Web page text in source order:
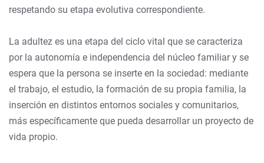
respetando su etapa evolutiva correspondiente.
La adultez es una etapa del ciclo vital que se caracteriza
por la autonomía e independencia del núcleo familiar y se
espera que la persona se inserte en la sociedad: mediante
el trabajo, el estudio, la formación de su propia familia, la
inserción en distintos entornos sociales y comunitarios,
más específicamente que pueda desarrollar un proyecto de
vida propio.